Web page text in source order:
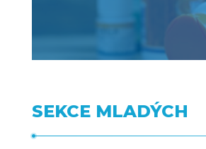
SEKCE MLADÝCH